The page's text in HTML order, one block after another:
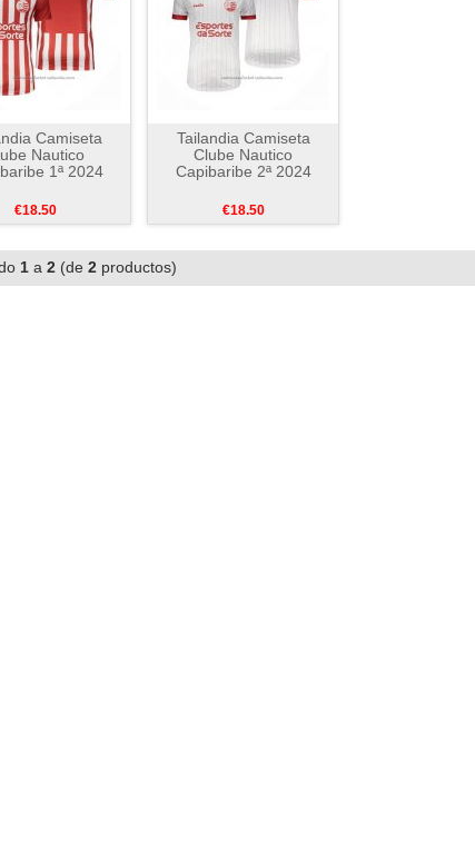
Camiseta
Nautico
1ª 2024
€18.50
Tailandia Camiseta
Clube Nautico
Capibaribe 2ª 2024
€18.50
1 a 2 (de 2 productos)